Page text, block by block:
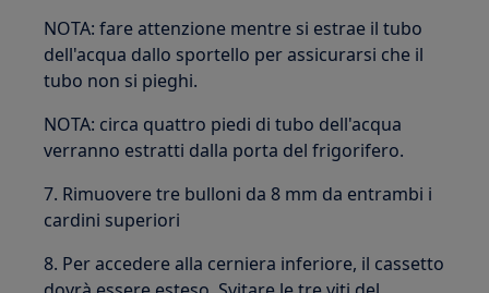
NOTA: fare attenzione mentre si estrae il tubo
dell'acqua dallo sportello per assicurarsi che il
tubo non si pieghi.
NOTA: circa quattro piedi di tubo dell'acqua
verranno estratti dalla porta del frigorifero.
7. Rimuovere tre bulloni da 8 mm da entrambi i
cardini superiori
8. Per accedere alla cerniera inferiore, il cassetto